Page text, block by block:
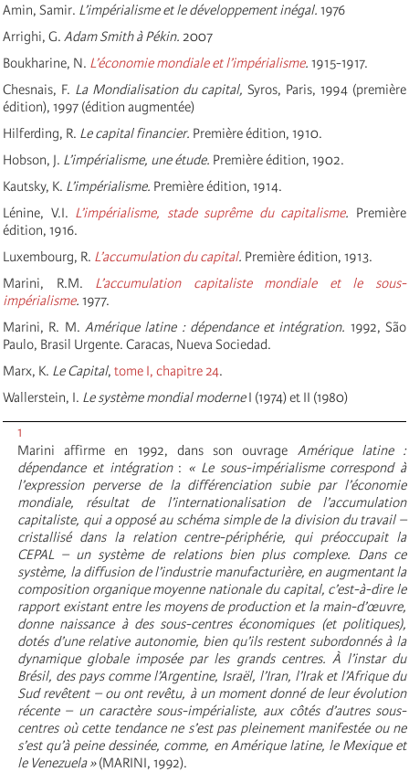
Amin, Samir. L’impérialisme et le développement inégal. 1976
Arrighi, G. Adam Smith à Pékin. 2007
Boukharine, N. L’économie mondiale et l’impérialisme. 1915-1917.
Chesnais, F. La Mondialisation du capital,Syros, Paris, 1994 (première
édition), 1997 (édition augmentée)
Hilferding, R. Le capital financier. Première édition, 1910.
Hobson, J. L’impérialisme, une étude. Première édition, 1902.
Kautsky, K. L’impérialisme. Première édition, 1914.
Lénine, V.I. L’impérialisme, stade suprême du capitalisme. Première
édition, 1916.
Luxembourg, R. L’accumulation du capital. Première édition, 1913.
Marini, R.M. L’accumulation capitaliste mondiale et le sous-
impérialisme. 1977.
Marini, R. M. Amérique latine : dépendance et intégration. 1992, São
Paulo, Brasil Urgente. Caracas, Nueva Sociedad.
Marx, K. Le Capital, tome I, chapitre 24.
Wallerstein, I. Le système mondial moderneI (1974) et II (1980)
1
Marini affirme en 1992, dans son ouvrage Amérique latine :
dépendance et intégration : « Le sous-impérialisme correspond à
l’expression perverse de la différenciation subie par l’économie
mondiale, résultat de l’internationalisation de l’accumulation
capitaliste, qui a opposé au schéma simple de la division du travail –
cristallisé dans la relation centre-périphérie, qui préoccupait la
CEPAL – un système de relations bien plus complexe. Dans ce
système, la diffusion de l’industrie manufacturière, en augmentant la
composition organique moyenne nationale du capital, c’est-à-dire le
rapport existant entre les moyens de production et la main-d’œuvre,
donne naissance à des sous-centres économiques (et politiques),
dotés d’une relative autonomie, bien qu’ils restent subordonnés à la
dynamique globale imposée par les grands centres. À l’instar du
Brésil, des pays comme l’Argentine, Israël, l’Iran, l’Irak et l’Afrique du
Sud revêtent – ou ont revêtu, à un moment donné de leur évolution
récente – un caractère sous-impérialiste, aux côtés d’autres sous-
centres où cette tendance ne s’est pas pleinement manifestée ou ne
s’est qu’à peine dessinée, comme, en Amérique latine, le Mexique et
le Venezuela »(MARINI, 1992).